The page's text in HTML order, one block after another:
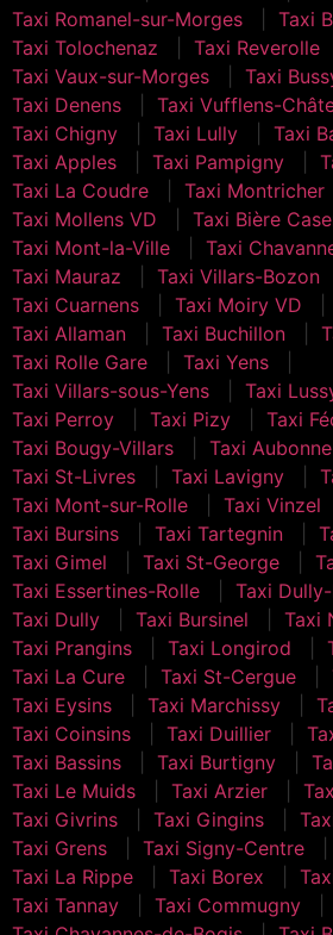
Taxi Romanel-sur-Morges
Taxi
Taxi Tolochenaz
Taxi Reverolle
Taxi Vaux-sur-Morges
Taxi
Taxi Denens
Taxi Vufflens-
Taxi Chigny
Taxi Lully
Taxi
Taxi Apples
Taxi Pampigny
Taxi La Coudre
Taxi Montricher
Taxi Mollens VD
Taxi Bière
Taxi Mont-la-Ville
Taxi
Taxi Mauraz
Taxi Villars-Bozon
Taxi Cuarnens
Taxi Moiry VD
Taxi Allaman
Taxi Buchillon
Taxi Rolle Gare
Taxi Yens
Taxi Villars-sous-Yens
Taxi
Taxi Perroy
Taxi Pizy
Taxi
Taxi Bougy-Villars
Taxi Aubonne
Taxi St-Livres
Taxi Lavigny
Taxi Mont-sur-Rolle
Taxi Vinzel
Taxi Bursins
Taxi Tartegnin
Taxi Gimel
Taxi St-George
Taxi Essertines-Rolle
Taxi
Taxi Dully
Taxi Bursinel
Taxi
Taxi Prangins
Taxi Longirod
Taxi La Cure
Taxi St-Cergue
Taxi Eysins
Taxi Marchissy
Taxi Coinsins
Taxi Duillier
Taxi Bassins
Taxi Burtigny
Taxi Le Muids
Taxi Arzier
Taxi Givrins
Taxi Gingins
Taxi Grens
Taxi Signy-Centre
Taxi La Rippe
Taxi Borex
Taxi Tannay
Taxi Commugny